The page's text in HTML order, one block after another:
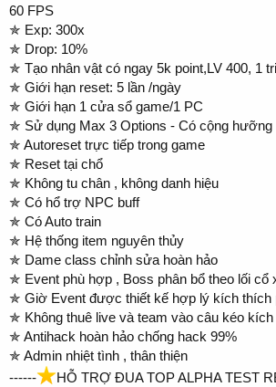
60 FPS
✯ Exp: 300x
✯ Drop: 10%
✯ Tạo nhân vật có ngay 5k point,LV 400, 1
✯ Giới hạn reset: 5 lần /ngày
✯ Giới hạn 1 cửa sổ game/1 PC
✯ Sử dụng Max 3 Options - Có cộng hưỡng
✯ Autoreset trực tiếp trong game
✯ Reset tại chổ
✯ Không tu chân , không danh hiệu
✯ Có hổ trợ NPC buff
✯ Có Auto train
✯ Hệ thống item nguyên thủy
✯ Dame class chỉnh sửa hoàn hảo
✯ Event phù hợp , Boss phân bổ theo lối cổ
✯ Giờ Event được thiết kế hợp lý kích thích
✯ Không thuê live và team vào câu kéo
✯ Antihack hoàn hảo chống hack 99%
✯ Admin nhiệt tình , thân thiện
------
HỖ TRỢ ĐUA TOP ALPHA TEST